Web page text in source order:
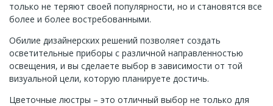
только не теряют своей популярности, но и становятся все
более и более востребованными.
Обилие дизайнерских решений позволяет создать
осветительные приборы с различной направленностью
освещения, и вы сделаете выбор в зависимости от той
визуальной цели, которую планируете достичь.
Цветочные люстры – это отличный выбор не только для